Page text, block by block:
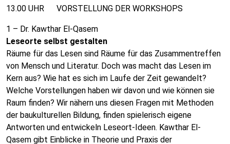
13.00 UHR VORSTELLUNG DER WORKSHOPS
1 – Dr. Kawthar El-Qasem
Leseorte selbst gestalten
Räume für das Lesen sind Räume für das Zusammentreffen
von Mensch und Literatur. Doch was macht das Lesen im
Kern aus? Wie hat es sich im Laufe der Zeit gewandelt?
Welche Vorstellungen haben wir davon und wie können sie
Raum finden? Wir nähern uns diesen Fragen mit Methoden
der baukulturellen Bildung, finden spielerisch eigene
Antworten und entwickeln Leseort-Ideen. Kawthar El-
Qasem gibt Einblicke in Theorie und Praxis der